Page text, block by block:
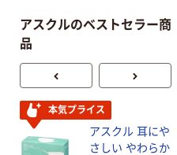
アスクルのベストセラー商
品
本気プライス
アスクル 耳にや
さしい やわらか